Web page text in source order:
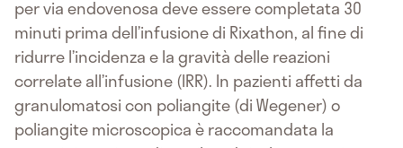
per via endovenosa deve essere completata 30
minuti prima dell’infusione di Rixathon, al fine di
ridurre l’incidenza e la gravità delle reazioni
correlate all’infusione (IRR). In pazienti affetti da
granulomatosi con poliangite (di Wegener) o
poliangite microscopica è raccomandata la